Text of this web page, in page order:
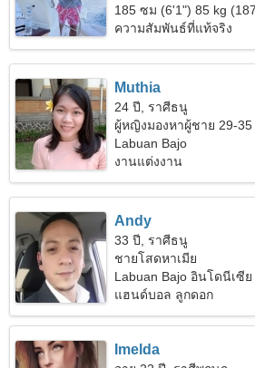
185 ซม (6'1") 85 kg
ความสัมพันธ์ที่แท้จริง
Muthia
24 ปี, ราศีธนู
ผู้หญิงมองหาผู้ชาย 29-35
Labuan Bajo
งานแต่งงาน
Andy
33 ปี, ราศีธนู
ชายโสดหาเมีย
Labuan Bajo อินโดนีเซีย
แฮนด์บอล ลูกดอก
Imelda